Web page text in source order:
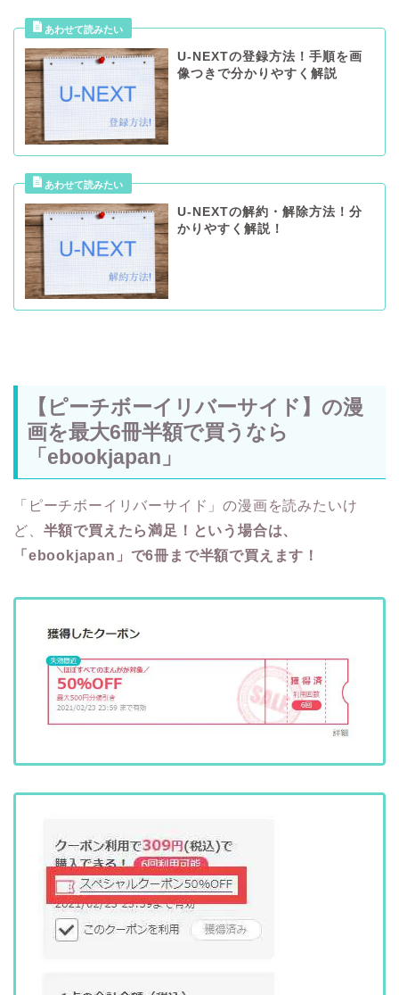
U-NEXTの登録方法！手順を画
像つきで分かりやすく解説
U-NEXTの解約・解除方法！分
かりやすく解説！
【ピーチボーイリバーサイド】の漫
画を最大6冊半額で買うなら
「ebookjapan」
「ピーチボーイリバーサイド」の漫画を読みたいけ
ど、 半額で買えたら満足！という場合は、
「ebookjapan」で6冊まで半額で買えます！